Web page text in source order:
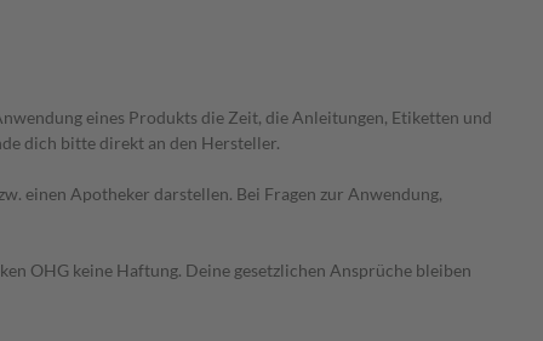
eines Produkts die Zeit, die Anleitungen, Etiketten und
dich bitte direkt an den Hersteller.
einen Apotheker darstellen. Bei Fragen zur Anwendung,
OHG keine Haftung. Deine gesetzlichen Ansprüche bleiben